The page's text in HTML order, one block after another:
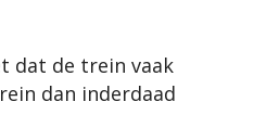
dat de trein vaak
dan inderdaad